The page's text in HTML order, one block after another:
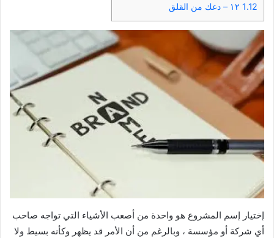
1.12
إختيار إسم المشروع هو واحدة من أصعب الأشياء التي تواجه صاحب
أي شركة أو مؤسسة ، وبالرغم من أن الأمر قد يظهر وكأنه بسيط ولا